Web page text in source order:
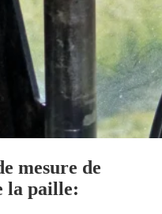
mesure de
la paille: